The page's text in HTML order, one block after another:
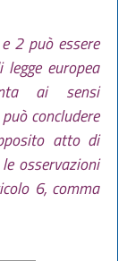
2 può essere
europea
ai sensi
concludere
atto di
osservazioni
6, comma